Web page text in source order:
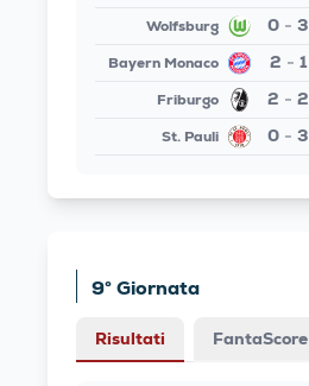
Wolfsburg
0 - 3
Bayern Monaco
2 - 1
Friburgo
2 - 2
St. Pauli
0 - 3
9° Giornata
Risultati FantaScore